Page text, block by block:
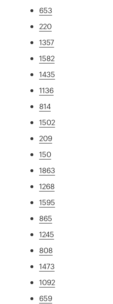
653
220
1357
1582
1435
1136
814
1502
209
150
1863
1268
1595
865
1245
808
1473
1092
659